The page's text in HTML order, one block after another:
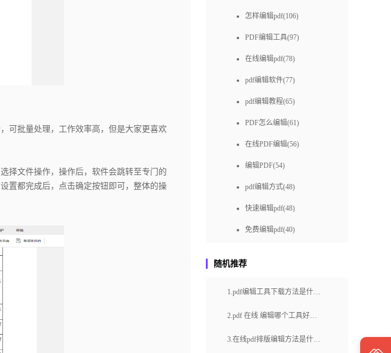
可批量处理，工作效率高，但是大家更喜欢
文件操作，操作后，软件会跳转至专门的
置都完成后，点击确定按钮即可，整体的操
怎样编辑pdf(106)
PDF编辑工具(97)
在线编辑pdf(78)
pdf编辑软件(77)
pdf编辑教程(65)
PDF怎么编辑(61)
在线PDF编辑(56)
编辑PDF(54)
pdf编辑方式(48)
快速编辑pdf(48)
免费编辑pdf(40)
如何进行PDF在线编辑(36)
pdf编辑怎样做(34)
免费pdf编辑(31)
随机推荐
1.pdf编辑工具下载方法是什
么？如何选择适合自己的PDF
2.pdf 在线 编辑哪个工具好
用？有哪些优势呢？
3.在线pdf排版编辑方法是什